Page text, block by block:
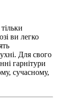
ви легко
Для свого
гарнітури
сучасному,